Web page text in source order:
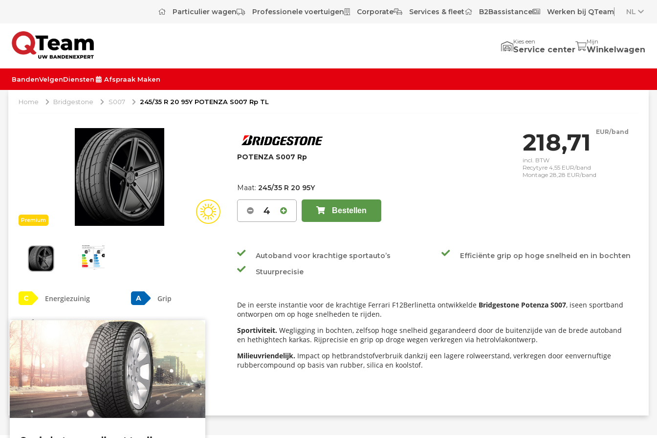
Particulier wagen Professionele voertuigen Corporate Services & fleet B2Bassistance Werken bij QTeam NL
Kies een
Service center
Mijn
Winkelwagen
BandenVelgenDiensten Afspraak Maken
Home Bridgestone S007 245/35 R 20 95Y POTENZA S007 Rp TL
Premium
C Energiezuinig A Grip
Info eprel
POTENZA S007 Rp
218,71 EUR/band
incl. BTW
Recytyre 4,55 EUR/band
Montage 28,28 EUR/band
Maat:245/35 R 20 95Y
4 Bestellen
Autoband voor krachtige sportauto’s
Efficiënte grip op hoge snelheid en in bochten
Stuurprecisie
De in eerste instantie voor de krachtige Ferrari F12Berlinetta ontwikkelde Bridgestone Potenza S007, iseen sportband
ontworpen om op hoge snelheden te rijden.
Sportiviteit.Wegligging in bochten, zelfsop hoge snelheid gegarandeerd door de buitenzijde van de brede autoband
en hethightech karkas. Rijprecisie en grip op droge wegen verkregen via hetrolvlakontwerp.
Milieuvriendelijk. Impact op hetbrandstofverbruik dankzij een lagere rolweerstand, verkregen door eenvernuftige
rubbercompound op basis van rubber, silica en koolstof.